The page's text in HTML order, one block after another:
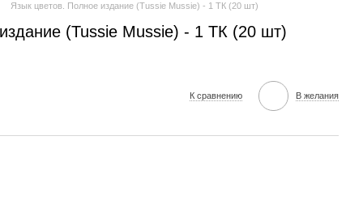
Язык цветов. Полное издание (Tussie Mussie) - 1 ТК (20 шт)
(Tussie Mussie) - 1 ТК (20 шт)
К сравнению В желания